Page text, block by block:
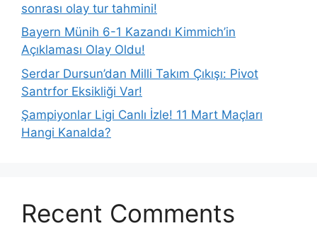
sonrası olay tur tahmini!
Bayern Münih 6-1 Kazandı Kimmich’in
Açıklaması Olay Oldu!
Serdar Dursun’dan Milli Takım Çıkışı: Pivot
Santrfor Eksikliği Var!
Şampiyonlar Ligi Canlı İzle! 11 Mart Maçları
Hangi Kanalda?
Recent Comments